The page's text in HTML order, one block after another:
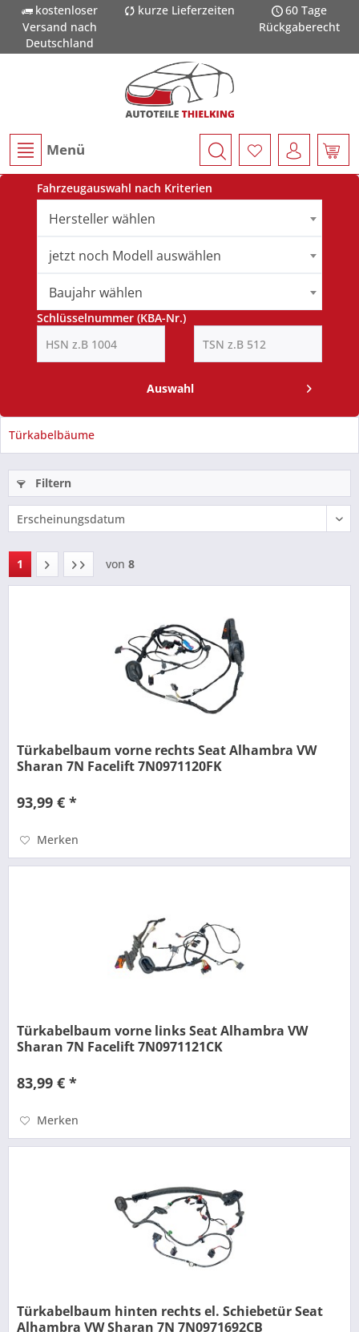
kostenloser
Versand nach
Deutschland
kurze Lieferzeiten
60 Tage
Rückgaberecht
Menü
Fahrzeugauswahl nach Kriterien
Hersteller wählen
jetzt noch Modell auswählen
Baujahr wählen
Schlüsselnummer (KBA-Nr.)
Auswahl
Türkabelbäume
Filtern
1 von 8
Türkabelbaum vorne rechts Seat Alhambra VW
Sharan 7N Facelift 7N0971120FK
93,99 € *
Merken
Türkabelbaum vorne links Seat Alhambra VW
Sharan 7N Facelift 7N0971121CK
83,99 € *
Merken
Türkabelbaum hinten rechts el. Schiebetür Seat
Alhambra VW Sharan 7N 7N0971692CB